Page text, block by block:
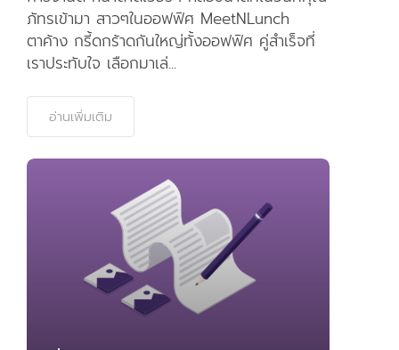
อ่านเพิ่มเติม
คู่ที่ 7 อายุไม่ใช่ประเด็น – บริษัทจัดหาคู่